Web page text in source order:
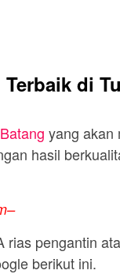
di
yang akan
hasil
rias pengantin
berikut ini.